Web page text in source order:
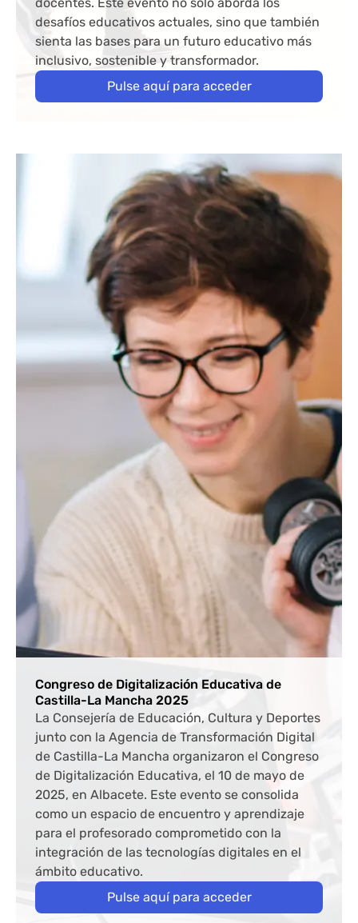
desafíos educativos actuales, sino que también
sienta las bases para un futuro educativo más
inclusivo, sostenible y transformador.
Pulse aquí para acceder
Bloque de contenido
Congreso de Digitalización Educativa de
Castilla-La Mancha 2025
La Consejería de Educación, Cultura y Deportes
junto con la Agencia de Transformación Digital
de Castilla-La Mancha organizaron el Congreso
de Digitalización Educativa, el 10 de mayo de
2025, en Albacete. Este evento se consolida
como un espacio de encuentro y aprendizaje
para el profesorado comprometido con la
integración de las tecnologías digitales en el
ámbito educativo.
Pulse aquí para acceder